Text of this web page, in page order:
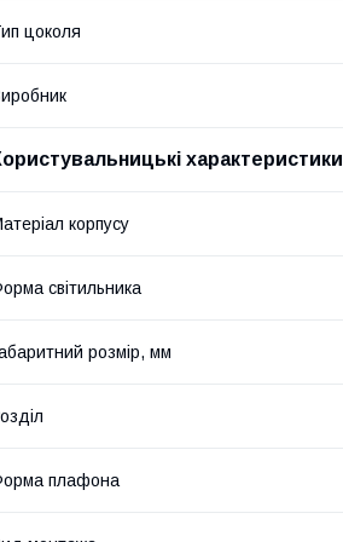
цоколя
характеристики
корпусу
світильника
розмір, мм
плафона